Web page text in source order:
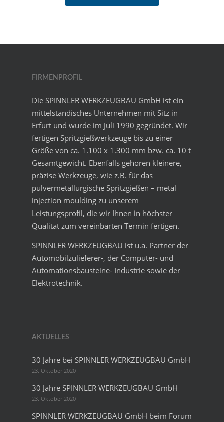
FIRMENPROFIL
Die SPINNLER WERKZEUGBAU GmbH ist ein
mittelständisches Unternehmen mit Sitz in
Erfurt und wurde im Juli 1990 gegründet. Wir
fertigen Spritzgießwerkzeuge bis zu einer
Größe von ca. 1.100 x 1.300 mm bzw. ca. 10 t
Gesamtgewicht. Ebenfalls gehören kleinere,
präzise Werkzeuge, wie z.B. für das
pulvermetallurgische Spritzgießen – metal
injection moulding zu unserem
Leistungsprofil, die wir Ihnen in höchster
Qualität zum vereinbarten Termin fertigen.
SPINNLER WERKZEUGBAU ist u.a. Partner der
Automobilzulieferer-, der Computer- und
Automationsbausteine- Industrie sowie der
Elektrotechnik.
AKTUELLES
30 Jahre bei SPINNLER WERKZEUGBAU GmbH
23. Oktober 2020
30 Jahre SPINNLER WERKZEUGBAU GmbH
23. Oktober 2020
SPINNLER WERKZEUGBAU GmbH beim Forum